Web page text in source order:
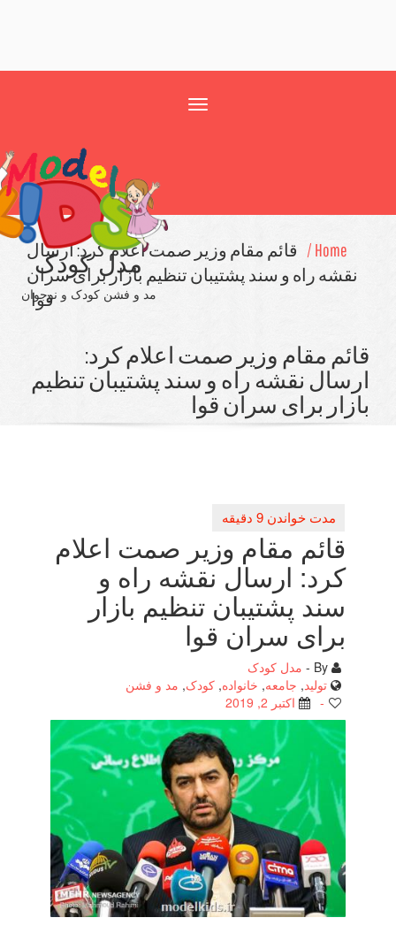
مدل کودک
مد و فشن کودک و نوجوان
قائم مقام وزیر صمت اعلام كرد: ارسال
راه و سند پشتیبان تنظیم بازار برای سران
قوا
مقام وزیر صمت اعلام كرد:
نقشه راه و سند پشتیبان تنظیم
برای سران قوا
قائم مقام وزیر صمت اعلام
كرد: ارسال نقشه راه و
سند پشتیبان تنظیم بازار
برای سران قوا
مدل کودک
جامعه,خانواده, کودک,مد و فشن
اکتبر 2, 2019